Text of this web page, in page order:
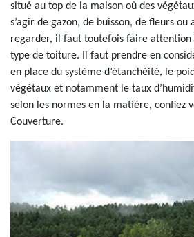
situé au top de la maison où des
s’agir de gazon, de buisson, de fleurs ou
regarder, il faut toutefois faire attention
type de toiture. Il faut prendre en
en place du système d’étanchéité, le
végétaux et notamment le taux
selon les normes en la matière, confiez
Couverture.